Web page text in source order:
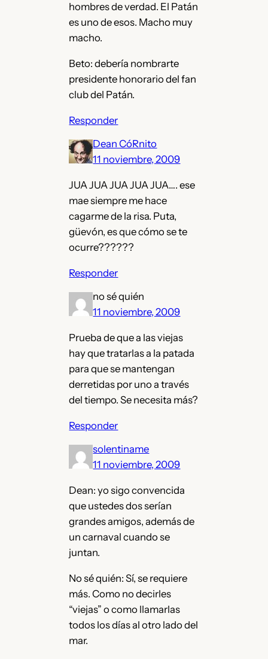
hombres de verdad. El Patán
es uno de esos. Macho muy
macho.
Beto: debería nombrarte
presidente honorario del fan
club del Patán.
Responder
Dean CóRnito
11 noviembre, 2009
JUA JUA JUA JUA JUA…. ese
mae siempre me hace
cagarme de la risa. Puta,
güevón, es que cómo se te
ocurre??????
Responder
no sé quién
11 noviembre, 2009
Prueba de que a las viejas
hay que tratarlas a la patada
para que se mantengan
derretidas por uno a través
del tiempo. Se necesita más?
Responder
solentiname
11 noviembre, 2009
Dean: yo sigo convencida
que ustedes dos serían
grandes amigos, además de
un carnaval cuando se
juntan.
No sé quién: Sí, se requiere
más. Como no decirles
“viejas” o como llamarlas
todos los días al otro lado del
mar.